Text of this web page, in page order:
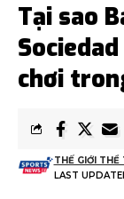
Tại sao
chơi
LAST
THẾ GIỚI THỂ